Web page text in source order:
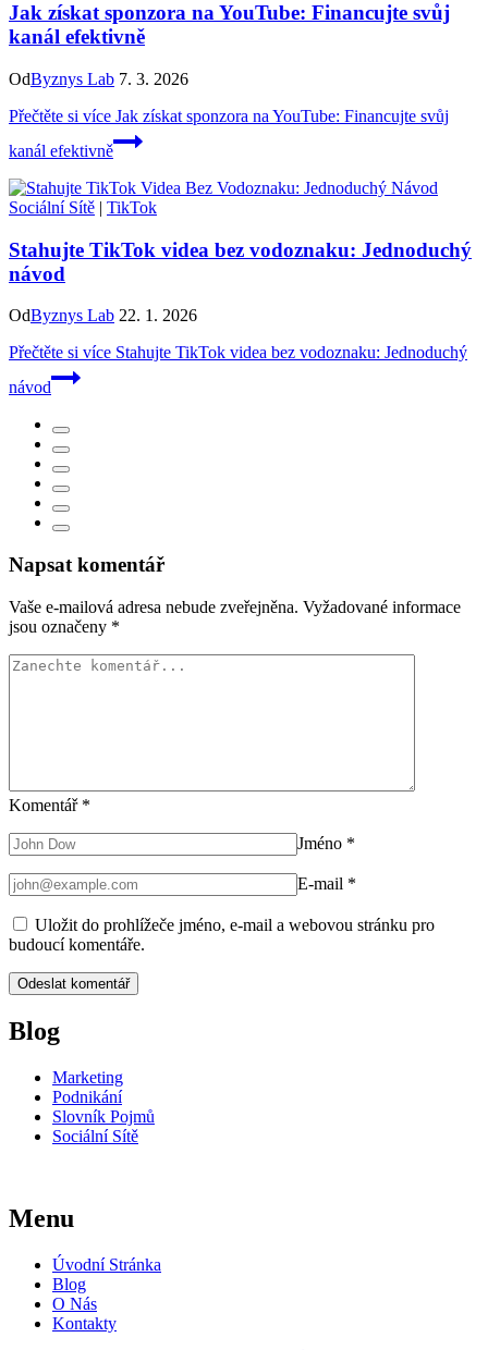
Jak získat sponzora na YouTube: Financujte svůj
kanál efektivně
OdByznys Lab 7. 3. 2026
Přečtěte si více Jak získat sponzora na YouTube: Financujte svůj
kanál efektivně
Sociální Sítě | TikTok
Stahujte TikTok videa bez vodoznaku: Jednoduchý
návod
OdByznys Lab 22. 1. 2026
Přečtěte si více Stahujte TikTok videa bez vodoznaku: Jednoduchý
návod
Napsat komentář
Vaše e-mailová adresa nebude zveřejněna. Vyžadované informace
jsou označeny *
Komentář *
Jméno *
E-mail *
Uložit do prohlížeče jméno, e-mail a webovou stránku pro
budoucí komentáře.
Blog
Marketing
Podnikání
Slovník Pojmů
Sociální Sítě
Menu
Úvodní Stránka
Blog
O Nás
Kontakty